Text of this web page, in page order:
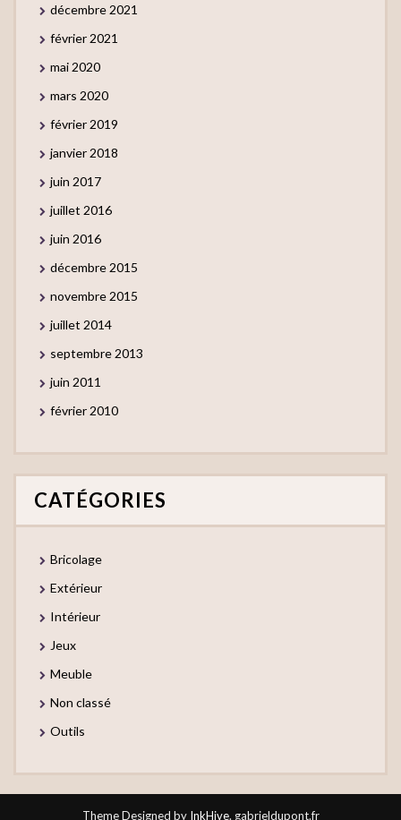
décembre 2021
février 2021
mai 2020
mars 2020
février 2019
janvier 2018
juin 2017
juillet 2016
juin 2016
décembre 2015
novembre 2015
juillet 2014
septembre 2013
juin 2011
février 2010
CATÉGORIES
Bricolage
Extérieur
Intérieur
Jeux
Meuble
Non classé
Outils
Theme Designed by InkHive. gabrieldupont.fr